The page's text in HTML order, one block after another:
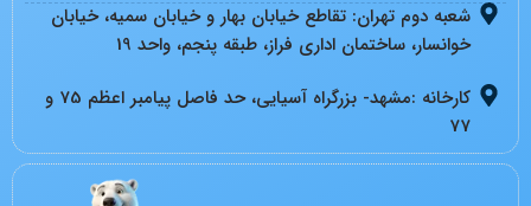
شعبه دوم تهران: تقاطع خیابان بهار و خیابان سمیه، خیابان
خوانسار، ساختمان اداری فراز، طبقه پنجم، واحد 19
کارخانه :مشهد- بزرگراه آسیایی، حد فاصل پیامبر اعظم 75 و
77